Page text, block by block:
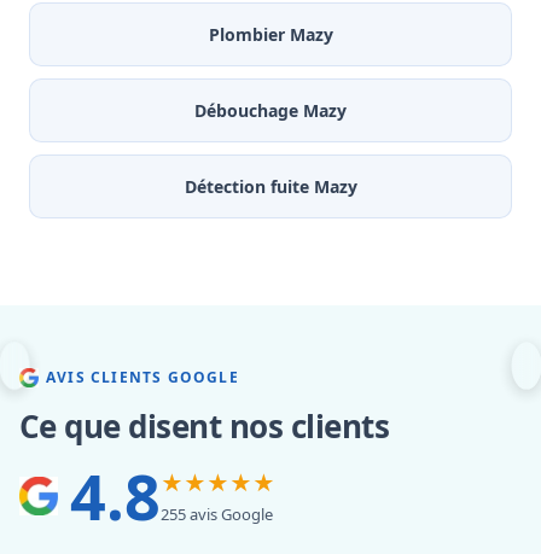
Plombier Mazy
Débouchage Mazy
Détection fuite Mazy
AVIS CLIENTS GOOGLE
Ce que disent nos clients
4.8★★★★★
255 avis Google